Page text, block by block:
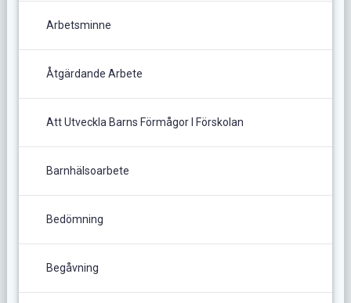
Arbetsminne
Åtgärdande Arbete
Att Utveckla Barns Förmågor I Förskolan
Barnhälsoarbete
Bedömning
Begåvning